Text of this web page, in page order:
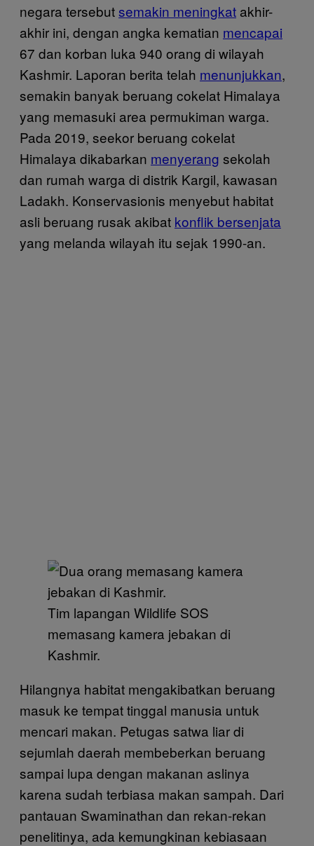
negara tersebutsemakin meningkat akhir-
akhir ini, dengan angka kematian mencapai
67 dan korban luka 940 orang di wilayah
Kashmir. Laporan berita telah menunjukkan,
semakin banyak beruang cokelat Himalaya
yang memasuki area permukiman warga.
Pada 2019, seekor beruang cokelat
Himalaya dikabarkan menyerang sekolah
dan rumah warga di distrik Kargil, kawasan
Ladakh. Konservasionis menyebut habitat
asli beruang rusak akibat konflik bersenjata
yang melanda wilayah itu sejak 1990-an.
Tim lapangan Wildlife SOS
memasang kamera jebakan di
Kashmir.
Hilangnya habitat mengakibatkan beruang
masuk ke tempat tinggal manusia untuk
mencari makan. Petugas satwa liar di
sejumlah daerah membeberkan beruang
sampai lupa dengan makanan aslinya
karena sudah terbiasa makan sampah. Dari
pantauan Swaminathan dan rekan-rekan
penelitinya, ada kemungkinan kebiasaan